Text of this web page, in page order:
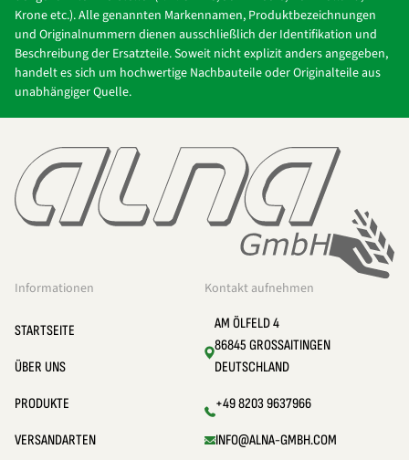
Krone etc.). Alle genannten Markennamen, Produktbezeichnungen
und Originalnummern dienen ausschließlich der Identifikation und
Beschreibung der Ersatzteile. Soweit nicht explizit anders angegeben,
handelt es sich um hochwertige Nachbauteile oder Originalteile aus
unabhängiger Quelle.
Informationen
STARTSEITE
ÜBER UNS
PRODUKTE
VERSANDARTEN
Kontakt aufnehmen
AM ÖLFELD 4
86845 GROSSAITINGEN
DEUTSCHLAND
+49 8203 9637966
INFO@ALNA-GMBH.COM